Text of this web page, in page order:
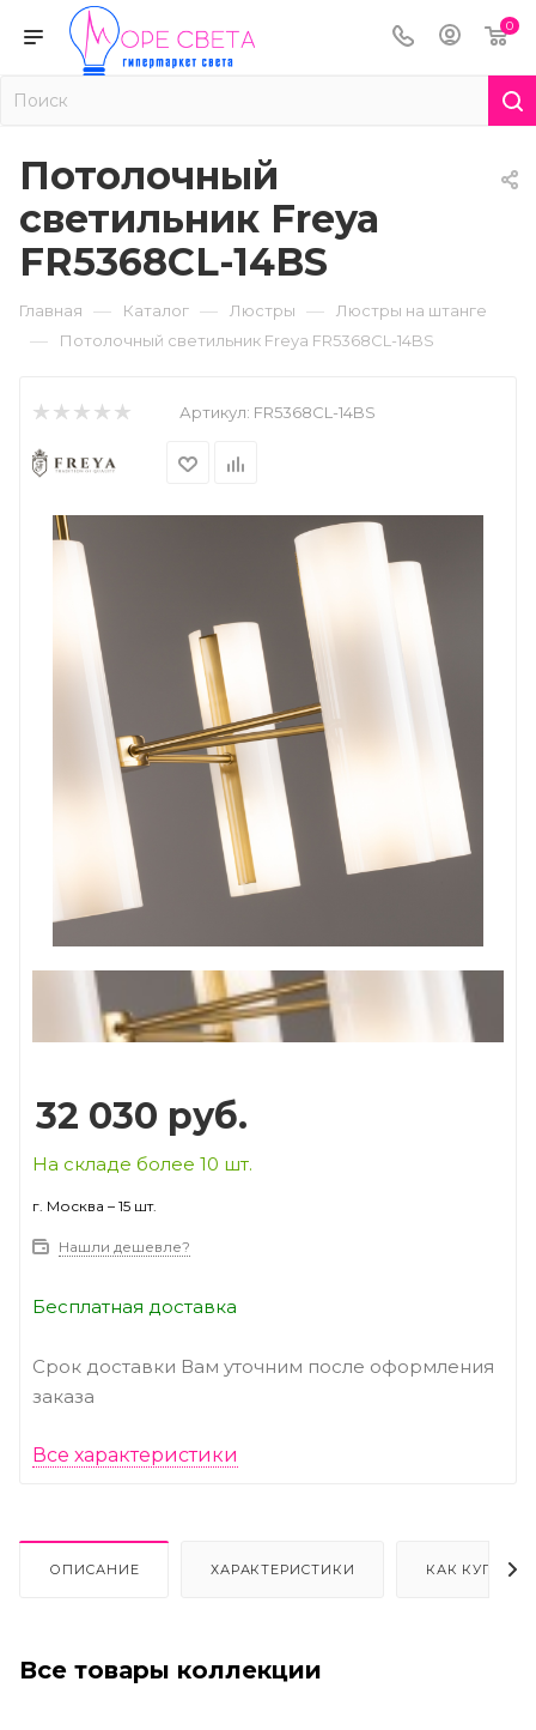
0
Потолочный
светильник Freya
FR5368CL-14BS
Главная — Каталог — Люстры — Люстры на штанге
— Потолочный светильник Freya FR5368CL-14BS
Артикул: FR5368CL-14BS
32 030 руб.
На складе более 10 шт.
г. Москва – 15 шт.
Нашли дешевле?
Бесплатная доставка
Срок доставки Вам уточним после оформления
заказа
Все характеристики
ОПИСАНИЕ ХАРАКТЕРИСТИКИ КАК КУПИТЬ
Все товары коллекции